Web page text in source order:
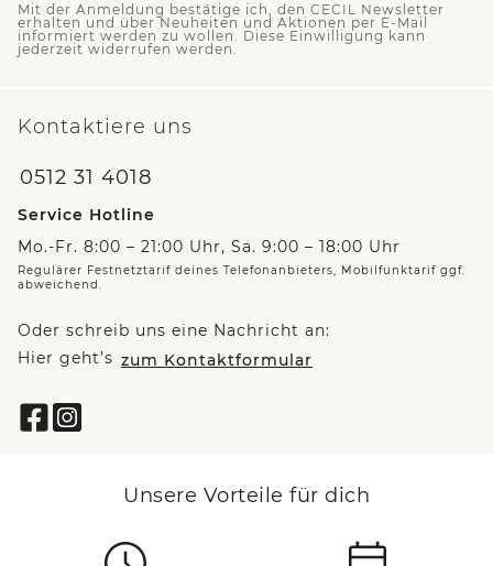
Mit der Anmeldung bestätige ich, den CECIL Newsletter
erhalten und über Neuheiten und Aktionen per E-Mail
informiert werden zu wollen. Diese Einwilligung kann
jederzeit widerrufen werden.
Kontaktiere uns
0512 31 4018
Service Hotline
Mo.-Fr. 8:00 – 21:00 Uhr, Sa. 9:00 – 18:00 Uhr
Regulärer Festnetztarif deines Telefonanbieters, Mobilfunktarif ggf.
abweichend.
Oder schreib uns eine Nachricht an:
Hier geht’s zum Kontaktformular
Unsere Vorteile für dich